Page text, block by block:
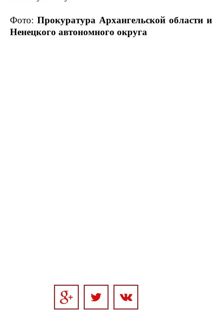
Фото: Прокуратура Архангельской области и
Ненецкого автономного округа